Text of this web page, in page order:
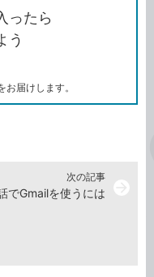
ブ
ッ
ク
ク
を
コ
ったら
う
届けします。
次の記事
でGmailを使うには